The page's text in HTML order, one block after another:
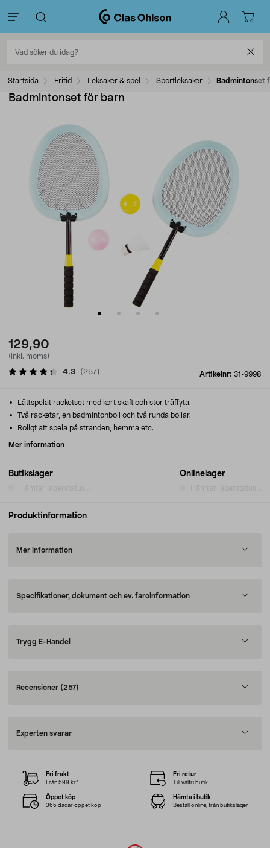
Startsida Fritid Leksaker & spel Sportleksaker Badmintonset
Badmintonset för barn
129,90
(inkl. moms)
Artikelnr: 31-9998
4.3 ( 257)
Butikslager Onlinelager
Lättspelat racketset med kort skaft och stor träffyta.
Två racketar, en badmintonboll och två runda bollar.
Roligt att spela på stranden, hemma etc.
Mer information
Produktinformation
Mer information
Specifikationer, dokument och ev. faroinformation
Trygg E-Handel
Recensioner (257)
Experten svarar
Fri frakt
Från 599 kr*
Fri retur
Till valfri butik
Öppet köp
365 dagar öppet köp
Hämta i butik
Beställ online, från butikslager